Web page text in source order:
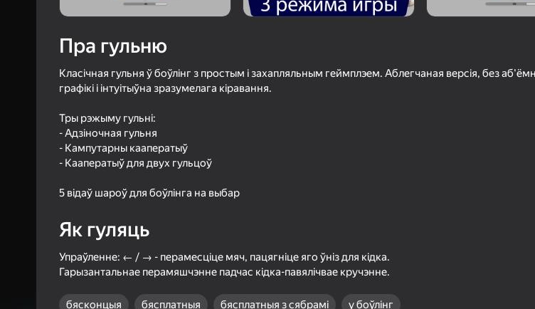
Пра гульню
Класічная гульня ў боўлінг з простым і захапляльным геймплэем. Аблегчаная версія, без
графікі і інтуітыўна зразумелага кіравання.
Тры рэжыму гульні:
- Адзіночная гульня
- Кампутарны кааператыў
- Кааператыў для двух гульцоў
5 відаў шароў для боўлінга на выбар
Як гуляць
Упраўленне: ← / → - перамесціце мяч, пацягніце яго ўніз для кідка.
Гарызантальнае перамяшчэнне падчас кідка-павялічвае кручэнне.
бясконцыя бясплатныя бясплатныя з сябрамі у боўлінг